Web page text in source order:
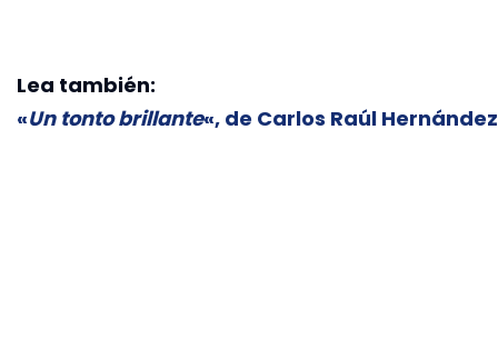
Lea también:
«Un tonto brillante«, de Carlos Raúl Hernández